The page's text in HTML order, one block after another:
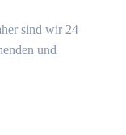
sind wir 24
und